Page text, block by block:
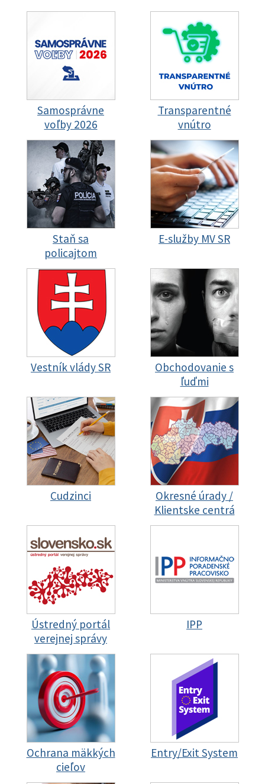
Samosprávne
voľby 2026
Transparentné
vnútro
Staň sa
policajtom
E-služby MV SR
Vestník vlády SR
Obchodovanie s
ľuďmi
Cudzinci
Okresné úrady /
Klientske centrá
Ústredný portál
verejnej správy
IPP
Ochrana mäkkých
cieľov
Entry/Exit System